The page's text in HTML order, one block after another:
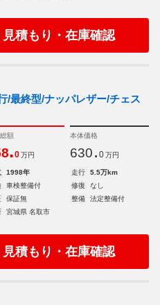
見積もり・在庫確認
/最終型/ナッパレザー/チェス
額
.0 万円
本体価格
630. 0 万円
1998年 走行
5.5万km
車検整備付 修復
なし
保証無 整備
法定整備付
宮城県 名取市
見積もり・在庫確認